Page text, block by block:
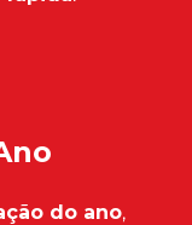
do ano,